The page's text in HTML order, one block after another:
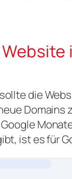
die
ist es für